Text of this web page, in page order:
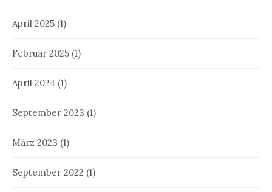
April 2025 (1)
Februar 2025 (1)
April 2024 (1)
September 2023 (1)
März 2023 (1)
September 2022 (1)